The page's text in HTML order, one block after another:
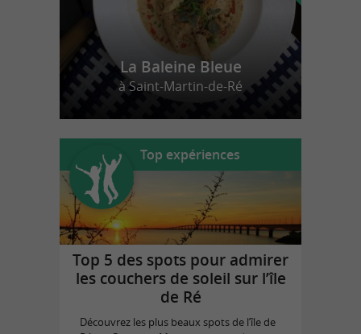
La Baleine Bleue
à Saint-Martin-de-Ré
Top expériences
Top 5 des spots pour admirer
les couchers de soleil sur l’île
de Ré
Découvrez les plus beaux spots de l’île de